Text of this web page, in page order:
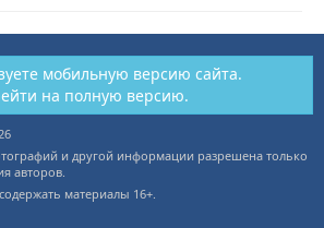
мобильную версию сайта.
на полную версию.
и другой информации разрешена только
авторов.
материалы 16+.